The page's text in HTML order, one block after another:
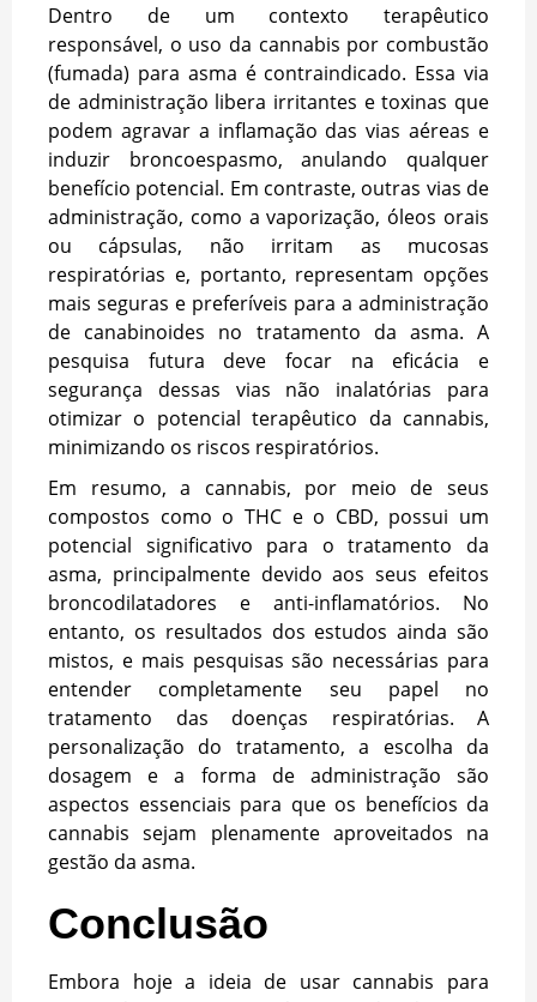
Dentro de um contexto terapêutico
responsável, o uso da cannabis por combustão
(fumada) para asma é contraindicado. Essa via
de administração libera irritantes e toxinas que
podem agravar a inflamação das vias aéreas e
induzir broncoespasmo, anulando qualquer
benefício potencial. Em contraste, outras vias de
administração, como a vaporização, óleos orais
ou cápsulas, não irritam as mucosas
respiratórias e, portanto, representam opções
mais seguras e preferíveis para a administração
de canabinoides no tratamento da asma. A
pesquisa futura deve focar na eficácia e
segurança dessas vias não inalatórias para
otimizar o potencial terapêutico da cannabis,
minimizando os riscos respiratórios.
Em resumo, a cannabis, por meio de seus
compostos como o THC e o CBD, possui um
potencial significativo para o tratamento da
asma, principalmente devido aos seus efeitos
broncodilatadores e anti-inflamatórios. No
entanto, os resultados dos estudos ainda são
mistos, e mais pesquisas são necessárias para
entender completamente seu papel no
tratamento das doenças respiratórias. A
personalização do tratamento, a escolha da
dosagem e a forma de administração são
aspectos essenciais para que os benefícios da
cannabis sejam plenamente aproveitados na
gestão da asma.
Conclusão
Embora hoje a ideia de usar cannabis para